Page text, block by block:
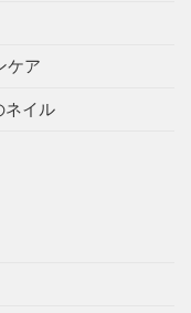
ケア
ネイル